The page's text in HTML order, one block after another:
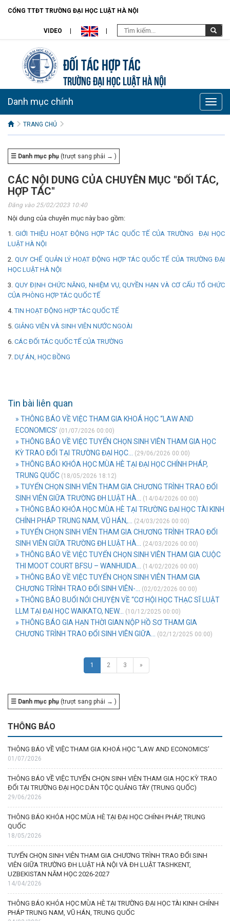
CỔNG TTĐT TRƯỜNG ĐẠI HỌC LUẬT HÀ NỘI
VIDEO
Đối tác hợp tác
TRƯỜNG ĐẠI HỌC LUẬT HÀ NỘI
Toggle
Danh mục chính
TRANG CHỦ
☰ Danh mục phụ (trượt sang phải → )
CÁC NỘI DUNG CỦA CHUYÊN MỤC "ĐỐI TÁC,
HỢP TÁC"
Đăng vào 25/02/2023 10:40
Nội dung của chuyên mục này bao gồm:
1.GIỚI THIỆU HOẠT ĐỘNG HỢP TÁC QUỐC TẾ CỦA TRƯỜNG ĐẠI HỌC
LUẬT HÀ NỘI
2.QUY CHẾ QUẢN LÝ HOẠT ĐỘNG HỢP TÁC QUỐC TẾ CỦA TRƯỜNG ĐẠI
HỌC LUẬT HÀ NỘI
3. QUY ĐỊNH CHỨC NĂNG, NHIỆM VỤ, QUYỀN HẠN VÀ CƠ CẤU TỔ CHỨC
CỦA PHÒNG HỢP TÁC QUỐC TẾ
4.TIN HOẠT ĐỘNG HỢP TÁC QUỐC TẾ
5. GIẢNG VIÊN VÀ SINH VIÊN NƯỚC NGOÀI
6. CÁC ĐỐI TÁC QUỐC TẾ CỦA TRƯỜNG
7. DỰ ÁN, HỌC BỒNG
Tin bài liên quan
» THÔNG BÁO VỀ VIỆC THAM GIA KHOÁ HỌC “LAW AND
ECONOMICS’ (01/07/2026 00:00)
» THÔNG BÁO VỀ VIỆC TUYỂN CHỌN SINH VIÊN THAM GIA HỌC
KỲ TRAO ĐỔI TẠI TRƯỜNG ĐẠI HỌC...
(29/06/2026 00:00)
» THÔNG BÁO KHÓA HỌC MÙA HÈ TẠI ĐẠI HỌC CHÍNH PHÁP,
TRUNG QUỐC (18/05/2026 18:12)
» TUYỂN CHỌN SINH VIÊN THAM GIA CHƯƠNG TRÌNH TRAO ĐỔI
SINH VIÊN GIỮA TRƯỜNG ĐH LUẬT HÀ...
(14/04/2026 00:00)
» THÔNG BÁO KHÓA HỌC MÙA HÈ TẠI TRƯỜNG ĐẠI HỌC TÀI KINH
CHÍNH PHÁP TRUNG NAM, VŨ HÁN,...
(24/03/2026 00:00)
» TUYỂN CHỌN SINH VIÊN THAM GIA CHƯƠNG TRÌNH TRAO ĐỔI
SINH VIÊN GIỮA TRƯỜNG ĐH LUẬT HÀ...
(24/03/2026 00:00)
» THÔNG BÁO VỀ VIỆC TUYỂN CHỌN SINH VIÊN THAM GIA CUỘC
THI MOOT COURT BFSU – WANHUIDA...
(14/02/2026 00:00)
» THÔNG BÁO VỀ VIỆC TUYỂN CHỌN SINH VIÊN THAM GIA
CHƯƠNG TRÌNH TRAO ĐỔI SINH VIÊN-...
(02/02/2026 00:00)
» THÔNG BÁO BUỔI NÓI CHUYỆN VỀ “CƠ HỘI HỌC THẠC SĨ LUẬT
LLM TẠI ĐẠI HỌC WAIKATO, NEW...
(10/12/2025 00:00)
» THÔNG BÁO GIA HẠN THỜI GIAN NỘP HỒ SƠ THAM GIA
CHƯƠNG TRÌNH TRAO ĐỔI SINH VIÊN GIỮA...
(02/12/2025 00:00)
1 2 3 »
☰ Danh mục phụ (trượt sang phải → )
THÔNG BÁO
THÔNG BÁO VỀ VIỆC THAM GIA KHOÁ HỌC “LAW AND ECONOMICS’
01/07/2026
THÔNG BÁO VỀ VIỆC TUYỂN CHỌN SINH VIÊN THAM GIA HỌC KỲ TRAO
ĐỔI TẠI TRƯỜNG ĐẠI HỌC DÂN TỘC QUẢNG TÂY (TRUNG QUỐC)
29/06/2026
THÔNG BÁO KHÓA HỌC MÙA HÈ TẠI ĐẠI HỌC CHÍNH PHÁP, TRUNG
QUỐC
18/05/2026
TUYỂN CHỌN SINH VIÊN THAM GIA CHƯƠNG TRÌNH TRAO ĐỔI SINH
VIÊN GIỮA TRƯỜNG ĐH LUẬT HÀ NỘI VÀ ĐH LUẬT TASHKENT,
UZBEKISTAN NĂM HỌC 2026-2027
14/04/2026
THÔNG BÁO KHÓA HỌC MÙA HÈ TẠI TRƯỜNG ĐẠI HỌC TÀI KINH CHÍNH
PHÁP TRUNG NAM, VŨ HÁN, TRUNG QUỐC